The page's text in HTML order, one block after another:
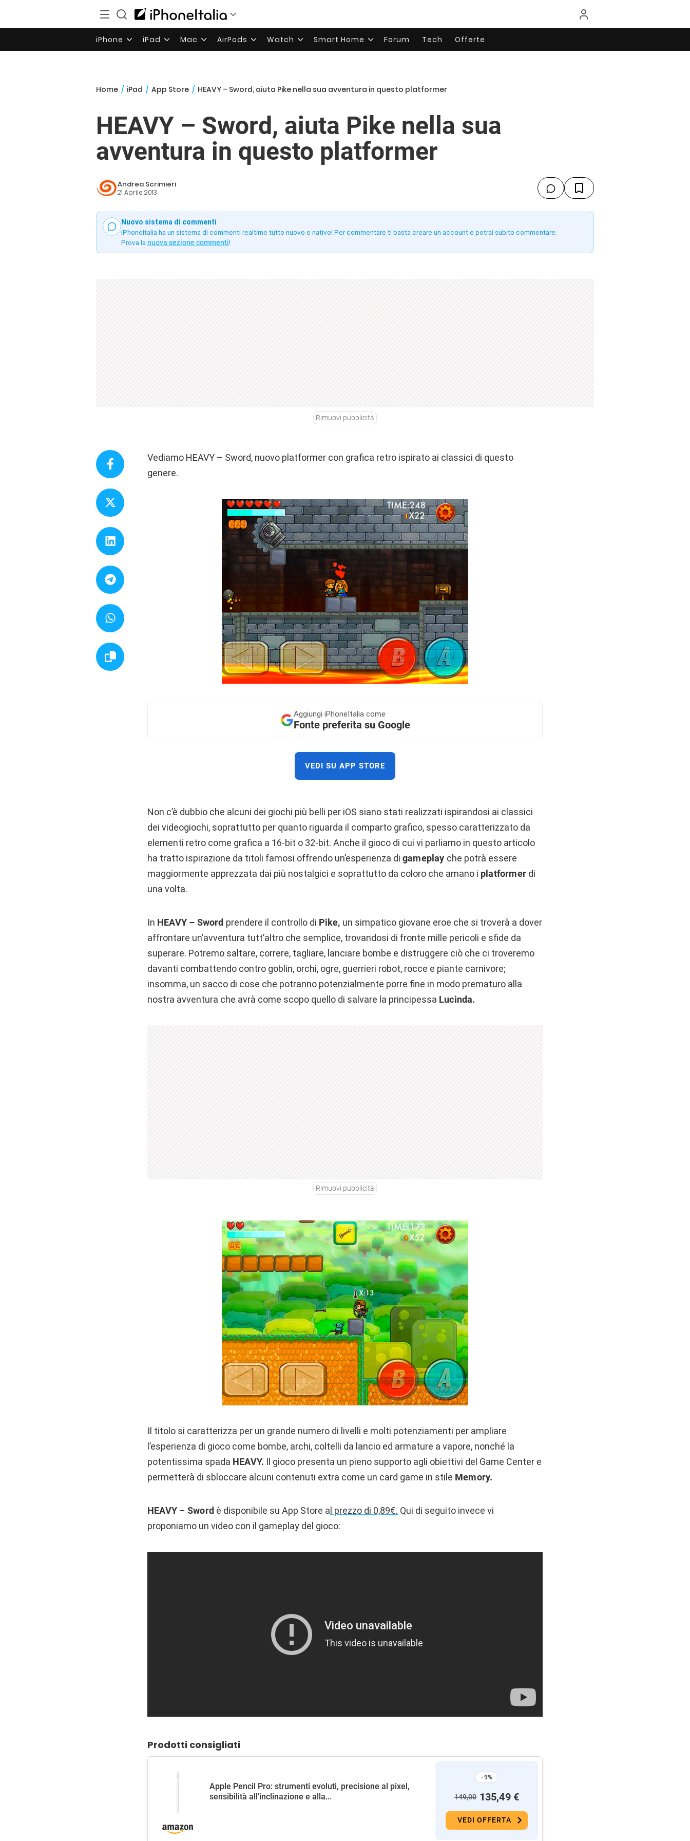
iPhone iPad Mac AirPods Watch Smart Home Forum Tech Offerte
Home / iPad / App Store / HEAVY – Sword, aiuta Pike nella sua avventura in questo platformer
HEAVY – Sword, aiuta Pike nella sua
avventura in questo platformer
Andrea Scrimieri
21 Aprile 2013
Nuovo sistema di commenti
iPhoneItalia ha un sistema di commenti realtime tutto nuovo e nativo! Per commentare ti basta creare un account e potrai subito commentare.
Prova la nuova sezione commenti!
Rimuovi pubblicità
Vediamo HEAVY – Sword, nuovo platformer con grafica retro ispirato ai classici di questo
genere.
Aggiungi iPhoneItalia come
Fonte preferita su Google
VEDI SU APP STORE
Non c’è dubbio che alcuni dei giochi più belli per iOS siano stati realizzati ispirandosi ai classici
dei videogiochi, soprattutto per quanto riguarda il comparto grafico, spesso caratterizzato da
elementi retro come grafica a 16-bit o 32-bit. Anche il gioco di cui vi parliamo in questo articolo
ha tratto ispirazione da titoli famosi offrendo un’esperienza di gameplay che potrà essere
maggiormente apprezzata dai più nostalgici e soprattutto da coloro che amano i platformer di
una volta.
In HEAVY – Sword prendere il controllo di Pike, un simpatico giovane eroe che si troverà a dover
affrontare un’avventura tutt’altro che semplice, trovandosi di fronte mille pericoli e sfide da
superare. Potremo saltare, correre, tagliare, lanciare bombe e distruggere ciò che ci troveremo
davanti combattendo contro goblin, orchi, ogre, guerrieri robot, rocce e piante carnivore;
insomma, un sacco di cose che potranno potenzialmente porre fine in modo prematuro alla
nostra avventura che avrà come scopo quello di salvare la principessa Lucinda.
Rimuovi pubblicità
Il titolo si caratterizza per un grande numero di livelli e molti potenziamenti per ampliare
l’esperienza di gioco come bombe, archi, coltelli da lancio ed armature a vapore, nonché la
potentissima spada HEAVY. Il gioco presenta un pieno supporto agli obiettivi del Game Center e
permetterà di sbloccare alcuni contenuti extra come un card game in stile Memory.
HEAVY – Sword è disponibile su App Store a l prezzo di 0,89€. Qui di seguito invece vi
proponiamo un video con il gameplay del gioco:
Prodotti consigliati
Apple Pencil Pro: strumenti evoluti, precisione al pixel,
sensibilità all’inclinazione e alla...
−9%
149,00 135,49 €
VEDI OFFERTA